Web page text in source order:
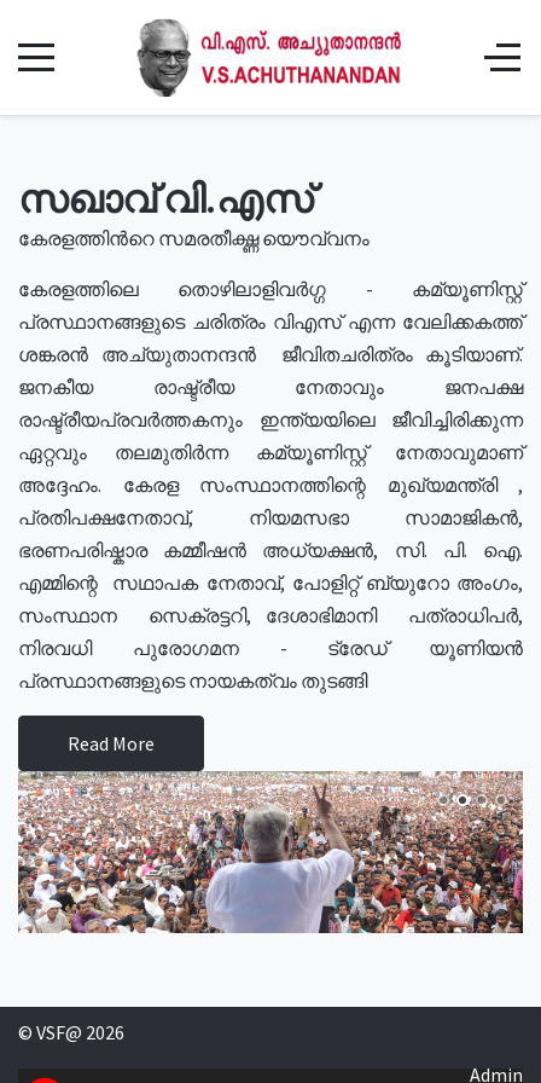
സഖാവ് വി.എസ്
കേരളത്തിൻറെ സമരതീക്ഷ്ണ യൌവ്വനം
കേരളത്തിലെ തൊഴിലാളിവർഗ്ഗ - കമ്യൂണിസ്റ്റ്
പ്രസ്ഥാനങ്ങളുടെ ചരിത്രം വിഎസ് എന്ന വേലിക്കകത്ത്
ശങ്കരൻ അച്യുതാനന്ദൻ ജീവിതചരിത്രം കൂടിയാണ്.
ജനകീയ രാഷ്ട്രീയ നേതാവും ജനപക്ഷ
രാഷ്ട്രീയപ്രവർത്തകനും ഇന്ത്യയിലെ ജീവിച്ചിരിക്കുന്ന
ഏറ്റവും തലമുതിർന്ന കമ്യൂണിസ്റ്റ് നേതാവുമാണ്
അദ്ദേഹം. കേരള സംസ്ഥാനത്തിന്റെ മുഖ്യമന്ത്രി ,
പ്രതിപക്ഷനേതാവ്, നിയമസഭാ സാമാജികൻ,
ഭരണപരിഷ്കാര കമ്മീഷൻ അധ്യക്ഷൻ, സി. പി. ഐ.
എമ്മിന്റെ സഥാപക നേതാവ്, പോളിറ്റ് ബ്യുറോ അംഗം,
സംസ്ഥാന സെക്രട്ടറി, ദേശാഭിമാനി പത്രാധിപർ,
നിരവധി പുരോഗമന - ട്രേഡ് യൂണിയൻ
പ്രസ്ഥാനങ്ങളുടെ നായകത്വം തുടങ്ങി
Read More
© VSF@ 2026
Admin